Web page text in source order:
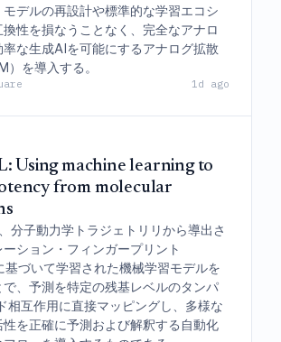
デルの再設計や標準的な学習エコシ
換性を損なうことなく、完全なアナロ
率な生成AIを可能にするアナログ拡散
）を導入する。
1d ago
Using machine learning to
from molecular
分子動力学トラジェトリリから導出さ
ション・フィンガープリント
基づいて学習された機械学習モデルを
、予測を特定の残基レベルのタンパ
相互作用に直接マッピングし、多様な
性を正確に予測および解釈する自動化